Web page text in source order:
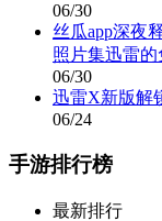
06/30
丝瓜app深夜
照片集迅雷的
06/30
迅雷X新版解
06/24
手游排行榜
最新排行